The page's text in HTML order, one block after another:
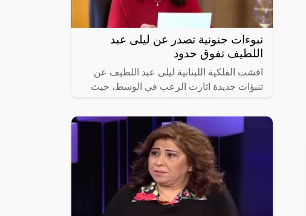
نبوءات جنونية تصدر عن ليلى عبد
اللطيف تفوق حدود
افشت الفلكية اللبنانية ليلى عبد اللطيف عن
تنبؤات جديدة اثارت الرعب في الوسط، حيث
حدوث مواجهات قريبة.